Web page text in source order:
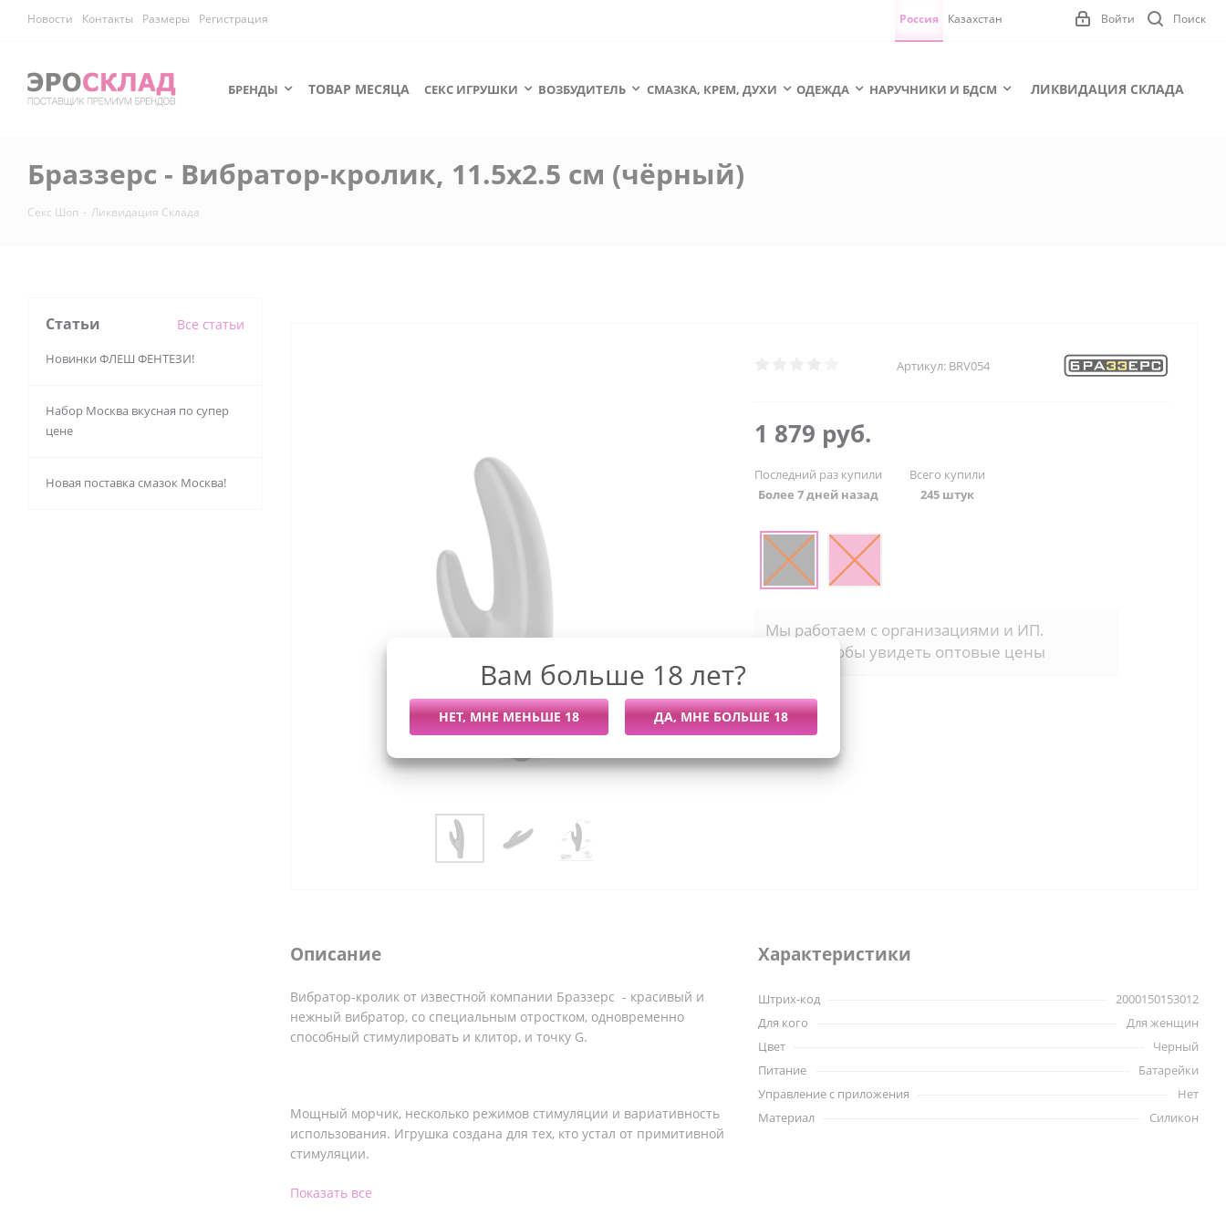
Новости Контакты Размеры Регистрация Поиск
Войти
Россия Казахстан
БРЕНДЫ ТОВАР МЕСЯЦА СЕКС ИГРУШКИ ВОЗБУДИТЕЛЬ СМАЗКА, КРЕМ, ДУХИ ОДЕЖДА НАРУЧНИКИ И БДСМ ЛИКВИДАЦИЯ СКЛАДА
Браззерс - Вибратор-кролик, 11.5х2.5 см (чёрный)
Секс Шоп - Ликвидация Склада
Артикул: BRV054
1 879 руб.
Последний раз купили
Более 7 дней назад
Всего купили
245 штук
Мы работаем с организациями и ИП.
Войти, чтобы увидеть оптовые цены
Описание
Вибратор-кролик от известной компании Браззерс - красивый и
нежный вибратор, со специальным отростком, одновременно
способный стимулировать и клитор, и точку G.
Мощный морчик, несколько режимов стимуляции и вариативность
использования. Игрушка создана для тех, кто устал от примитивной
стимуляции.
Игрушка выполнена из медицинского силикона, безопасного для
Показать все
Характеристики
Штрих-код
2000150153012
Для кого
Для женщин
Цвет
Черный
Питание
Батарейки
Управление с приложения
Нет
Материал
Силикон
Статьи Все статьи
Новинки ФЛЕШ ФЕНТЕЗИ!
Набор Москва вкусная по супер
цене
Новая поставка смазок Москва!
Вам больше 18 лет?